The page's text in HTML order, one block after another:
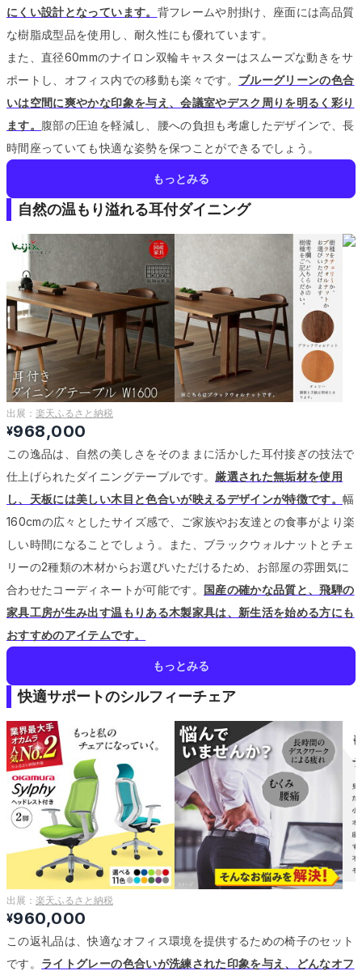
にくい設計となっています。 背フレームや肘掛け、座面には高品質
な樹脂成型品を使用し、耐久性にも優れています。
また、直径60mmのナイロン双輪キャスターはスムーズな動きをサ
ポートし、オフィス内での移動も楽々です。 ブルーグリーンの色合
いは空間に爽やかな印象を与え、会議室やデスク周りを明るく彩り
ます。 腹部の圧迫を軽減し、腰への負担も考慮したデザインで、長
時間座っていても快適な姿勢を保つことができるでしょう。
もっとみる
自然の温もり溢れる耳付ダイニング
出展： 楽天ふるさと納税
¥968,000
この逸品は、自然の美しさをそのままに活かした耳付接ぎの技法で
仕上げられたダイニングテーブルです。 厳選された無垢材を使用
し、天板には美しい木目と色合いが映えるデザインが特徴です。幅
160cmの広々としたサイズ感で、ご家族やお友達との食事がより楽
しい時間になることでしょう。
また、ブラックウォルナットとチェ
リーの2種類の木材からお選びいただけるため、お部屋の雰囲気に
合わせたコーディネートが可能です。 国産の確かな品質と、飛騨の
家具工房が生み出す温もりある木製家具は、新生活を始める方にも
おすすめのアイテムです。
もっとみる
快適サポートのシルフィーチェア
出展： 楽天ふるさと納税
¥960,000
この返礼品は、快適なオフィス環境を提供するための椅子のセット
です。 ライトグレーの色合いが洗練された印象を与え、どんなオフ